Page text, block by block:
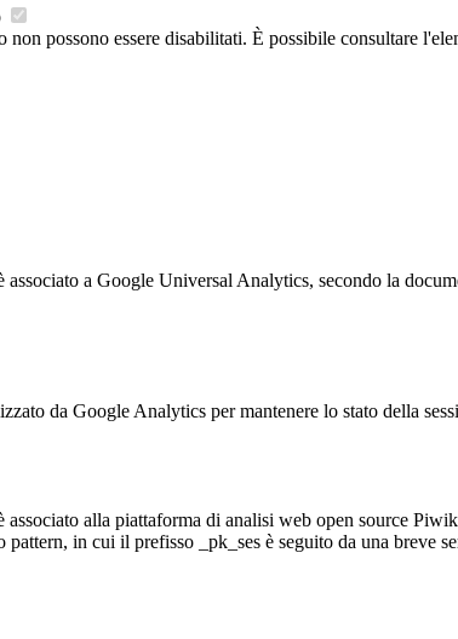
possono essere disabilitati. È possibile consultare
associato a Google Universal Analytics, secondo la
da Google Analytics per mantenere lo stato della
associato alla piattaforma di analisi web open source
in cui il prefisso _pk_ses è seguito da una